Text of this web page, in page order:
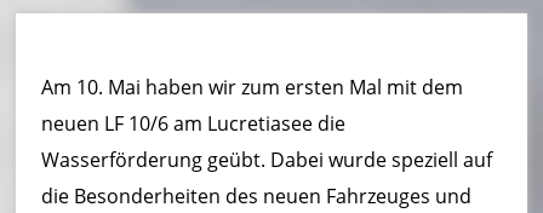
u
e
r
w
Am 10. Mai haben wir zum ersten Mal mit dem
neuen LF 10/6 am Lucretiasee die
Wasserförderung geübt. Dabei wurde speziell auf
die Besonderheiten des neuen Fahrzeuges und